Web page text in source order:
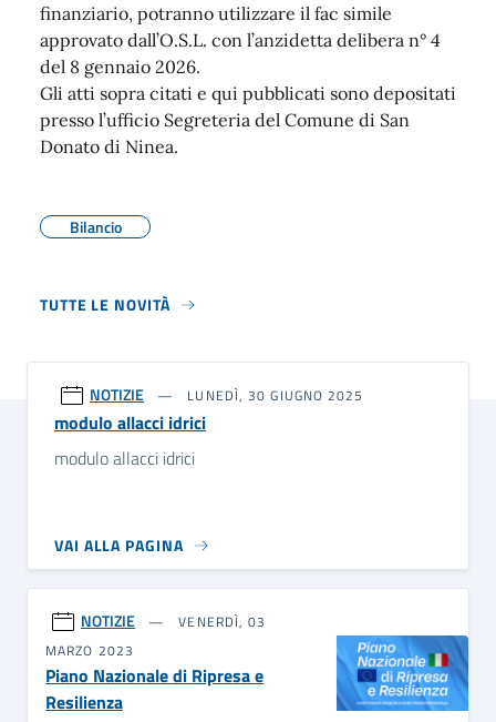
finanziario, potranno utilizzare il fac simile
approvato dall’O.S.L. con l’anzidetta delibera n° 4
del 8 gennaio 2026.
Gli atti sopra citati e qui pubblicati sono depositati
presso l’ufficio Segreteria del Comune di San
Donato di Ninea.
Bilancio
TUTTE LE NOVITÀ
NOTIZIE LUNEDÌ, 30 GIUGNO 2025
modulo allacci idrici
modulo allacci idrici
VAI ALLA PAGINA
NOTIZIE
VENERDÌ, 03
MARZO 2023
Piano Nazionale di Ripresa e
Resilienza